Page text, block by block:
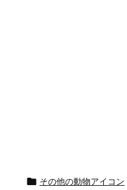
 その他の動物アイコン